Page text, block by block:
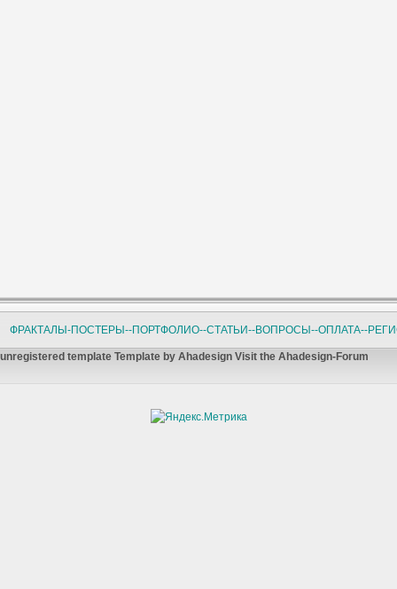
ФРАКТАЛЫ-ПОСТЕРЫ--ПОРТФОЛИО--СТАТЬИ--ВОПРОСЫ--ОПЛАТА--
unregistered template Template by Ahadesign Visit the Ahadesign-Forum